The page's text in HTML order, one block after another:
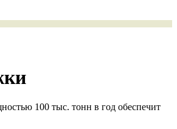
100 тыс. тонн в год обеспечит